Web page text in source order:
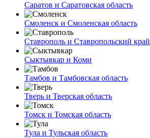
Саратов и Саратовская область
Смоленск и Смоленская область
Ставрополь и Ставропольский край
Сыктывкар и Коми
Тамбов и Тамбовская область
Тверь и Тверская область
Томск и Томская область
Тула и Тульская область